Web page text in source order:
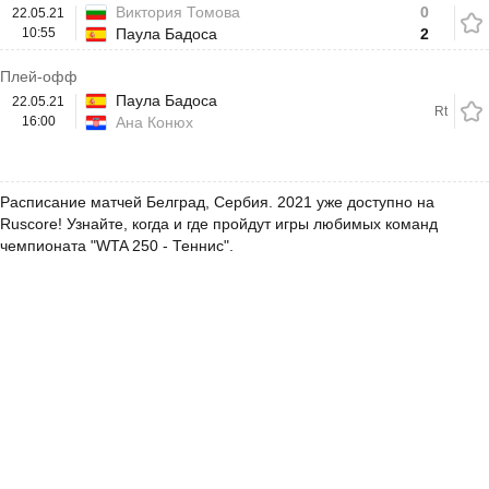
22.05.21
10:55
Виктория Томова
Паула Бадоса
0
2
Плей-офф
22.05.21
16:00
Паула Бадоса
Ана Конюх
Rt
Расписание матчей Белград, Сербия. 2021 уже доступно на
Ruscore! Узнайте, когда и где пройдут игры любимых команд
чемпионата "WTA 250 - Теннис".